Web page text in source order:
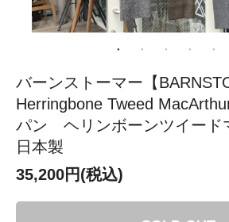
バーンストーマー【
Herringbone Tweed
パン ヘリンボーンツイード
日本製
35,200円(税込)